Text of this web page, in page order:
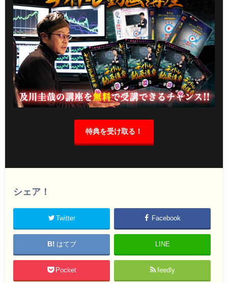
特典を受け取る！
シェア！
Twitter Facebook
はてブ LINE
Pocket feedly